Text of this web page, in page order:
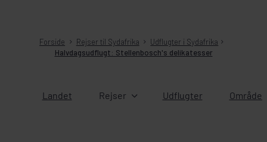
Forside Rejser til Sydafrika
Udflugter i Sydafrika
Halvdagsudflugt: Stellenbosch's delikatesser
Landet Rejser Udflugter